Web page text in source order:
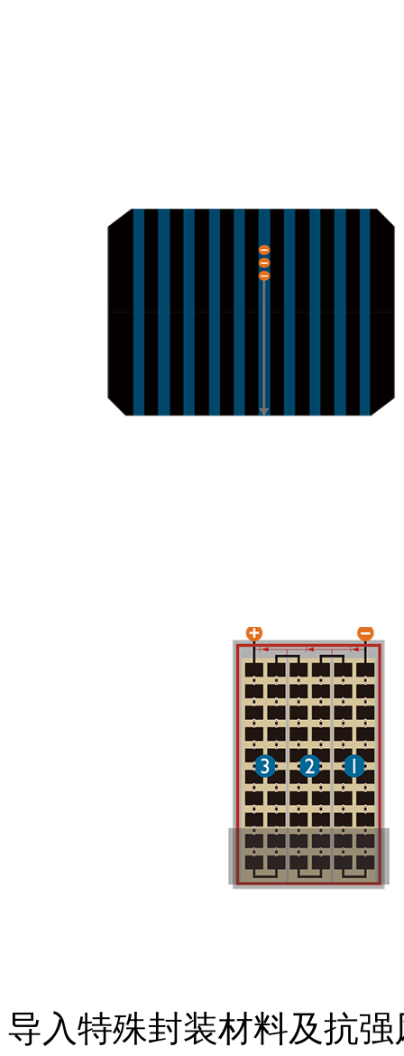
导入特殊封装材料及抗强风